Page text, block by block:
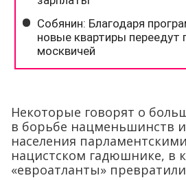
Некоторые говорят о
в борьбе нацменьшинств
населения
нацистском гадюшнике, в
«евроатланты»